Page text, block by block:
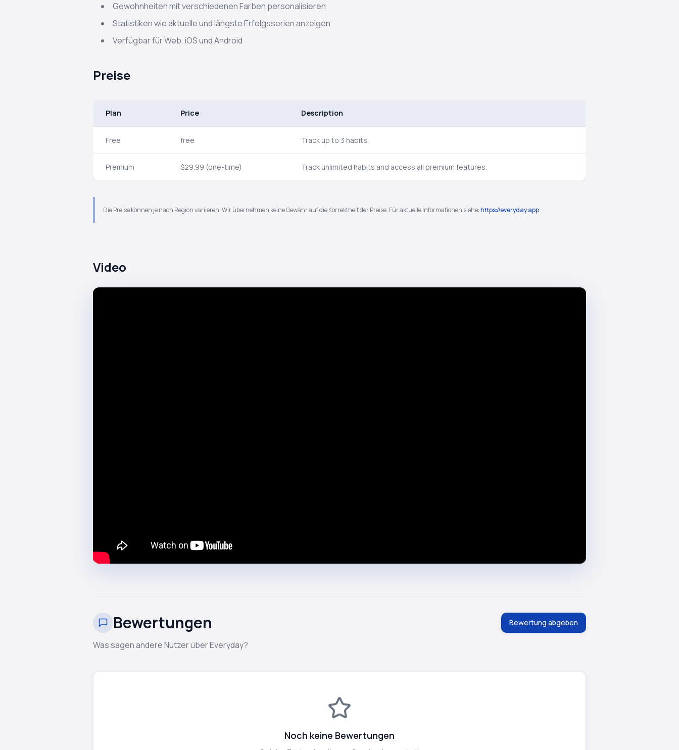
Gewohnheiten mit verschiedenen Farben personalisieren
Statistiken wie aktuelle und längste Erfolgsserien anzeigen
Verfügbar für Web, iOS und Android
Preise
Plan Price Description
Free free Track up to 3 habits.
Premium $29.99 (one-time) Track unlimited habits and access all premium features.
Die Preise können je nach Region variieren. Wir übernehmen keine Gewähr auf die Korrektheit der Preise. Für aktuelle Informationen siehe:https://everyday.app
Video
Bewertungen Bewertung abgeben
Was sagen andere Nutzer über Everyday?
Noch keine Bewertungen